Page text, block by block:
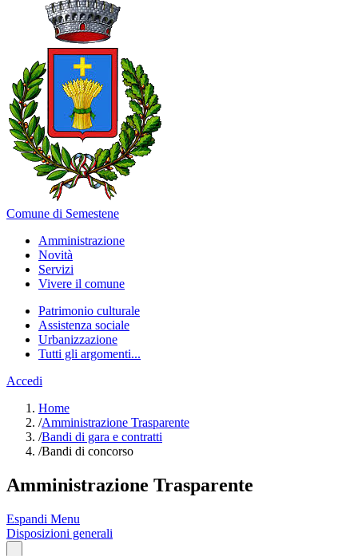
Comune di Semestene
Amministrazione
Novità
Servizi
Vivere il comune
Patrimonio culturale
Assistenza sociale
Urbanizzazione
Tutti gli argomenti...
Accedi
Home
/Amministrazione Trasparente
/Bandi di gara e contratti
/Bandi di concorso
Amministrazione Trasparente
Espandi Menu
Disposizioni generali